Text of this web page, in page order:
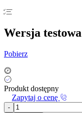
Wersja testowa
Pobierz
Produkt dostępny
Zapytaj o cenę
-